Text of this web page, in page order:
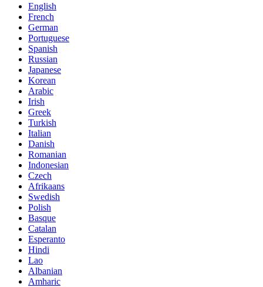
English
French
German
Portuguese
Spanish
Russian
Japanese
Korean
Arabic
Irish
Greek
Turkish
Italian
Danish
Romanian
Indonesian
Czech
Afrikaans
Swedish
Polish
Basque
Catalan
Esperanto
Hindi
Lao
Albanian
Amharic